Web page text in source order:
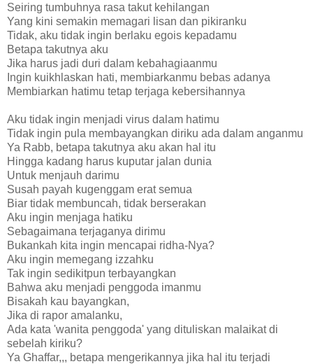
Seiring tumbuhnya rasa takut kehilangan
Yang kini semakin memagari lisan dan pikiranku
Tidak, aku tidak ingin berlaku egois kepadamu
Betapa takutnya aku
Jika harus jadi duri dalam kebahagiaanmu
Ingin kuikhlaskan hati, membiarkanmu bebas adanya
Membiarkan hatimu tetap terjaga kebersihannya
Aku tidak ingin menjadi virus dalam hatimu
Tidak ingin pula membayangkan diriku ada dalam anganmu
Ya Rabb, betapa takutnya aku akan hal itu
Hingga kadang harus kuputar jalan dunia
Untuk menjauh darimu
Susah payah kugenggam erat semua
Biar tidak membuncah, tidak berserakan
Aku ingin menjaga hatiku
Sebagaimana terjaganya dirimu
Bukankah kita ingin mencapai ridha-Nya?
Aku ingin memegang izzahku
Tak ingin sedikitpun terbayangkan
Bahwa aku menjadi penggoda imanmu
Bisakah kau bayangkan,
Jika di rapor amalanku,
Ada kata 'wanita penggoda' yang dituliskan malaikat di
sebelah kiriku?
Ya Ghaffar,,, betapa mengerikannya jika hal itu terjadi